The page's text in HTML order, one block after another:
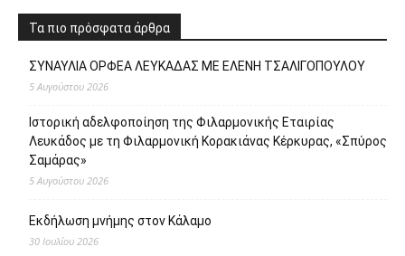
Τα πιο πρόσφατα άρθρα
ΣΥΝΑΥΛΙΑ ΟΡΦΕΑ ΛΕΥΚΑΔΑΣ ΜΕ ΕΛΕΝΗ ΤΣΑΛΙΓΟΠΟΥΛΟΥ
5 Αυγούστου 2026
Ιστορική αδελφοποίηση της Φιλαρμονικής Εταιρίας
Λευκάδος με τη Φιλαρμονική Κορακιάνας Κέρκυρας, «Σπύρος
Σαμάρας»
5 Αυγούστου 2026
Εκδήλωση μνήμης στον Κάλαμο
30 Ιουλίου 2026